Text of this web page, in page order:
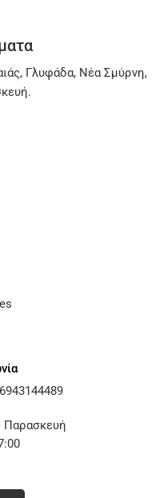
, Γλυφάδα, Νέα Σμύρνη,
.
6943144489